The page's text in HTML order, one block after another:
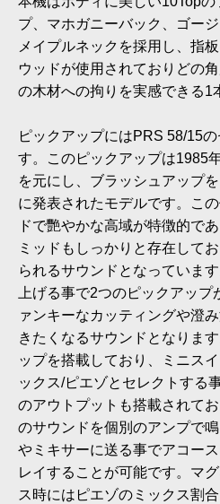
プ、マホガニーバック、ゴー
メイプルネックを採用し、指
ウッドが使用されておりどの
の木材への拘りを実感できる1
ピックアップにはPRS 58/15
す。このピックアップは1985
を元にし、ブラッシュアップ
に発表されたモデルです。こ
ドで艷やかな高域が特徴的で
ミッドもしっかりと存在して
られるサウンドとなっていま
上げる事で2つのピックアッ
ァンキーなカッティングや澄
きたくなるサウンドとなりま
ップを搭載しており、ミニス
ックス/ピエゾとセレクトする
のアウトプットも搭載されて
のサウンドを個別のアンプで
やミキサーに送る事でアコー
レイすることが可能です。マ
ス時にはピエゾのミックス割